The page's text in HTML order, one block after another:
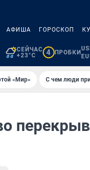
АФИША ГОРОСКОП
СЕЙЧАС
+23°C
4 ПРОБКИ
«Мир» С чем люди